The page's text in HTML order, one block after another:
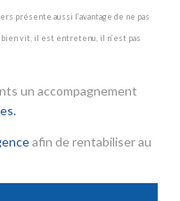
présente aussi l’avantage de ne pas
vit, il est entretenu, il n’est pas
un accompagnement
afin de rentabiliser au